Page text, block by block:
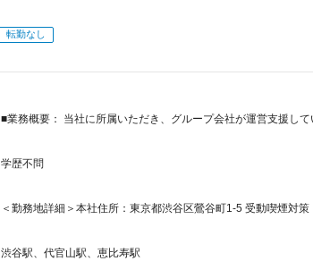
転勤なし
■業務概要： 当社に所属いただき、グループ会社が運営支援し
学歴不問
＜勤務地詳細＞本社住所：東京都渋谷区鶯谷町1-5 受動喫煙対
渋谷駅、代官山駅、恵比寿駅